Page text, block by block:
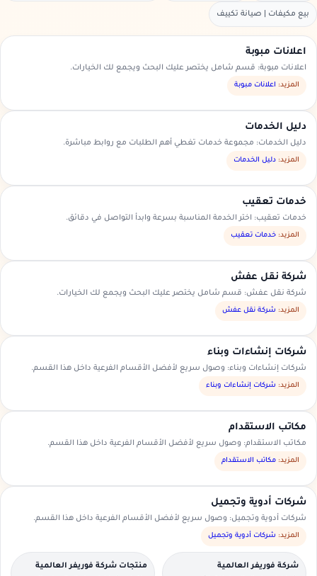
بيع مكيفات | صيانة تكييف
اعلانات مبوبة
اعلانات مبوبة: قسم شامل يختصر عليك البحث ويجمع لك الخيارات.
المزيد: اعلانات مبوبة
دليل الخدمات
دليل الخدمات: مجموعة خدمات تغطي أهم الطلبات مع روابط مباشرة.
المزيد: دليل الخدمات
خدمات تعقيب
خدمات تعقيب: اختر الخدمة المناسبة بسرعة وابدأ التواصل في دقائق.
المزيد: خدمات تعقيب
شركة نقل عفش
شركة نقل عفش: قسم شامل يختصر عليك البحث ويجمع لك الخيارات.
المزيد: شركة نقل عفش
شركات إنشاءات وبناء
شركات إنشاءات وبناء: وصول سريع لأفضل الأقسام الفرعية داخل هذا القسم.
المزيد: شركات إنشاءات وبناء
مكاتب الاستقدام
مكاتب الاستقدام: وصول سريع لأفضل الأقسام الفرعية داخل هذا القسم.
المزيد: مكاتب الاستقدام
شركات أدوية وتجميل
شركات أدوية وتجميل: وصول سريع لأفضل الأقسام الفرعية داخل هذا القسم.
المزيد: شركات أدوية وتجميل
شركة فوريفر العالمية منتجات شركة فوريفر العالمية